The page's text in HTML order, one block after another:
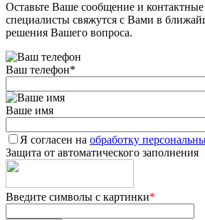
Оставьте Ваше сообщение и
специалисты свяжутся с Вами в
решения Вашего вопроса.
Ваш телефон*
Ваше имя
Я согласен на обработку
Защита от автоматического заполнения
Введите символы с картинки*